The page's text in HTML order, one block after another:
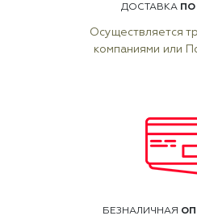
ДОСТАВКА ПО
Осуществляется
компаниями или
БЕЗНАЛИЧНАЯ